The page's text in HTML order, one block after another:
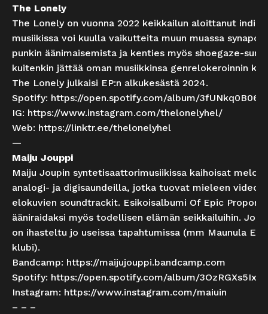
The Lonely
The Lonely on vuonna 2022 keikkailun aloittanut
musiikissa voi kuulla vaikutteita muun muassa
punkin äänimaisemista ja kenties myös shoegaze-
kuitenkin jättää oman musiikkinsa genrelokeroinnin
The Lonely julkaisi EP:n alkukesästä 2024.
Spotify: https://open.spotify.com/album/
IG: https://www.instagram.com/thelonelyhel/
Web: https://linktr.ee/thelonelyhel
—
Maiju Jouppi
Maiju Joupin syntetisaattorimusiikissa kaihoisat
analogi- ja digisaundeilla, jotka tuovat mieleen
elokuvien soundtrackit. Esikoisalbumi Of Epic
ääniraidaksi myös todellisen elämän seikkailuihin.
on ihasteltu jo useissa tapahtumissa (mm Maunula
klubi).
Bandcamp: https://maijujouppi.bandcamp.com
Spotify: https://open.spotify.com/album/
Instagram: https://www.instagram.com/maiuin
– – –